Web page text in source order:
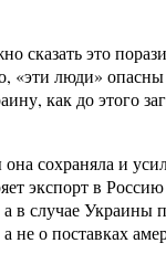
это
«эти люди»
как до этого
сохраняла и
экспорт в
в случае
не о поставках